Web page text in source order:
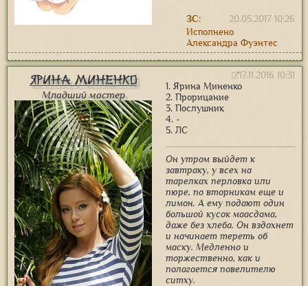
20.05.2017 10:26
ЗС:
Исполнено
Александра Фуэнтес
Ярина Миненко
Младший мастер
17.11.2016 10:31
1. Ярина Миненко
2. Прорицание
3. Послушник
4. -
5. ЛС
Он утром выйдет к
завтраку, у всех на
тарелках перловка или
пюре, по вторникам еще и
лимон. А ему подают один
большой кусок маасдама,
даже без хлеба. Он вздохнет
и начинает тереть об
маску. Медленно и
торжественно, как и
полагается повелителю
ситху.